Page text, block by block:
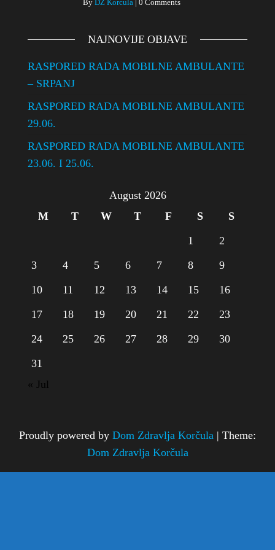
By DZ Korcula | 0 Comments
NAJNOVIJE OBJAVE
RASPORED RADA MOBILNE AMBULANTE
– SRPANJ
RASPORED RADA MOBILNE AMBULANTE
29.06.
RASPORED RADA MOBILNE AMBULANTE
23.06. I 25.06.
August 2026
M
T W T F S
S
1
2
3
4 5 6 7 8
9
10
11 12 13 14 15
16
17
18 19 20 21 22
23
24
25 26 27 28 29
30
31
« Jul
Proudly powered by Dom Zdravlja Korčula | Theme:
Dom Zdravlja Korčula